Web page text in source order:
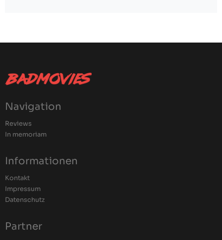
Navigation
Reviews
In memoriam
Informationen
Kontakt
Impressum
Datenschutz
Partner